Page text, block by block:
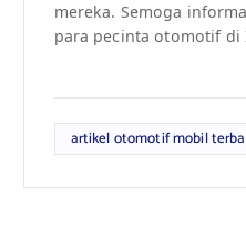
mereka. Semoga
para pecinta otomotif di
artikel otomotif mobil